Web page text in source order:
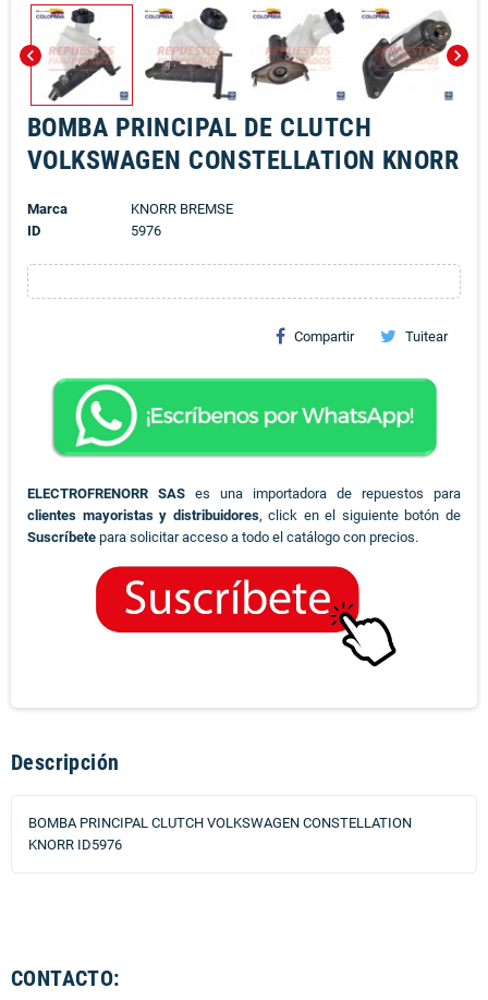
chevron_left chevron_right
BOMBA PRINCIPAL DE CLUTCH
VOLKSWAGEN CONSTELLATION KNORR
Marca
KNORR BREMSE
ID
5976
Compartir Tuitear
ELECTROFRENORR SAS es una importadora de repuestos para
clientes mayoristas y distribuidores, click en el siguiente botón de
Suscríbete para solicitar acceso a todo el catálogo con precios.
Descripción
BOMBA PRINCIPAL CLUTCH VOLKSWAGEN CONSTELLATION
KNORR ID5976
CONTACTO: